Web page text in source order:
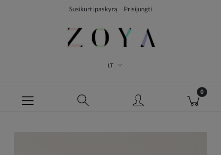
Susikurti paskyrą Prisijungti
LT